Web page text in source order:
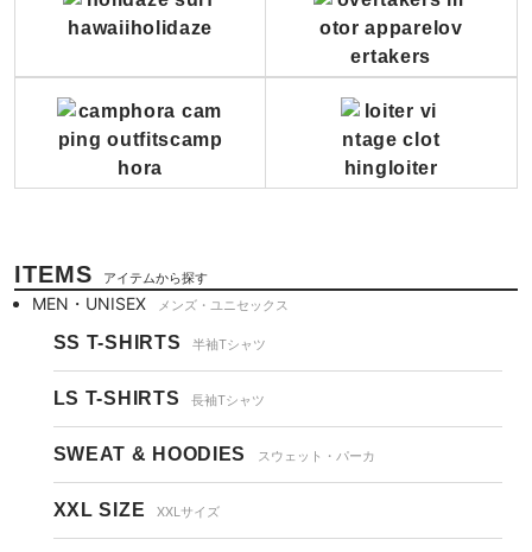
ITEMS アイテムから探す
MEN・UNISEX メンズ・ユニセックス
SS T-SHIRTS 半袖Tシャツ
LS T-SHIRTS 長袖Tシャツ
SWEAT & HOODIES スウェット・パーカ
XXL SIZE XXLサイズ